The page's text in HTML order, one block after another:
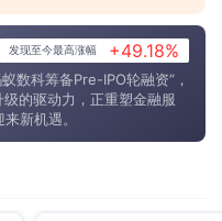
发现至今最高涨幅 +49.18%
数科筹备Pre-IPO轮融资”，
的驱动力，正重塑金融服
新机遇。